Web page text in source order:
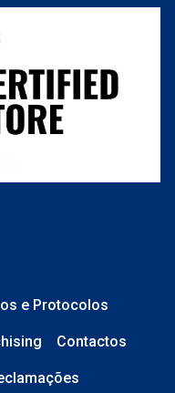
e Protocolos
Contactos